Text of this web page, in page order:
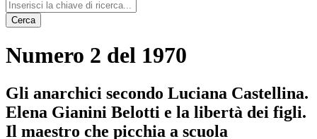
Cerca
Numero 2 del 1970
Gli anarchici secondo Luciana Castellina.
Elena Gianini Belotti e la libertà dei figli.
Il maestro che picchia a scuola